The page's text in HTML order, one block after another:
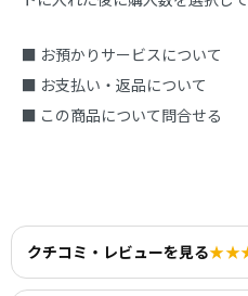
■ お預かりサービスについて
■ お支払い・返品について
■ この商品について問合せる
クチコミ・レビューを見る